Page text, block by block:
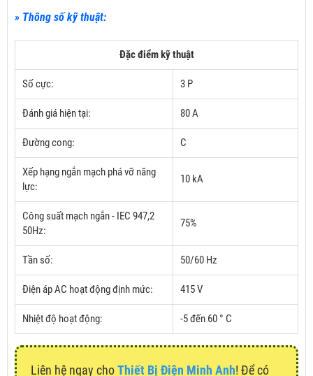
» Thông số kỹ thuật:
Đặc điểm kỹ thuật
Số cực: 3 P
Đánh giá hiện tại: 80 A
Đường cong: C
Xếp hạng ngắn mạch phá vỡ năng
lực:
10 kA
Công suất mạch ngắn - IEC 947,2
50Hz:
75%
Tần số: 50/60 Hz
Điện áp AC hoạt động định mức: 415 V
Nhiệt độ hoạt động: -5 đến 60 ° C
Liên hệ ngay choThiết Bị Điện Minh Anh! Để có